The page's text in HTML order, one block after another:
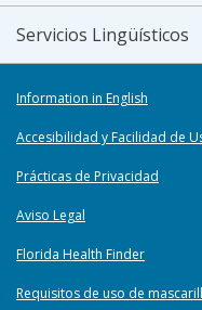
Servicios Lingüísticos
Information in English
Accesibilidad y Facilidad de
Prácticas de Privacidad
Aviso Legal
Florida Health Finder
Requisitos de uso de